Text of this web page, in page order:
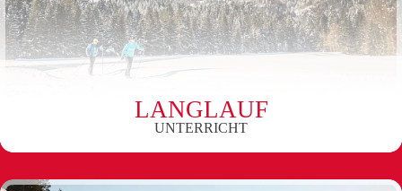
LANGLAUF
UNTERRICHT